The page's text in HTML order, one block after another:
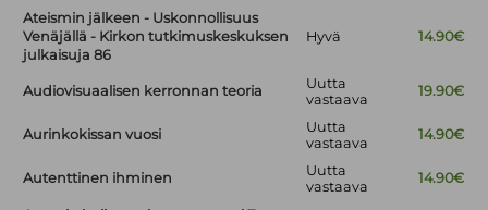
Ateismin jälkeen - Uskonnollisuus
Venäjällä - Kirkon tutkimuskeskuksen
julkaisuja 86
Hyvä 14.90€
Audiovisuaalisen kerronnan teoria
Uutta
vastaava
19.90€
Aurinkokissan vuosi
Uutta
vastaava
14.90€
Autenttinen ihminen
Uutta
vastaava
14.90€